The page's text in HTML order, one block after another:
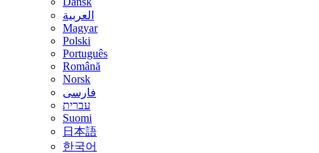
العربية
Magyar
Polski
Português
Română
Norsk
فارسی
עברית
Suomi
日本語
한국어